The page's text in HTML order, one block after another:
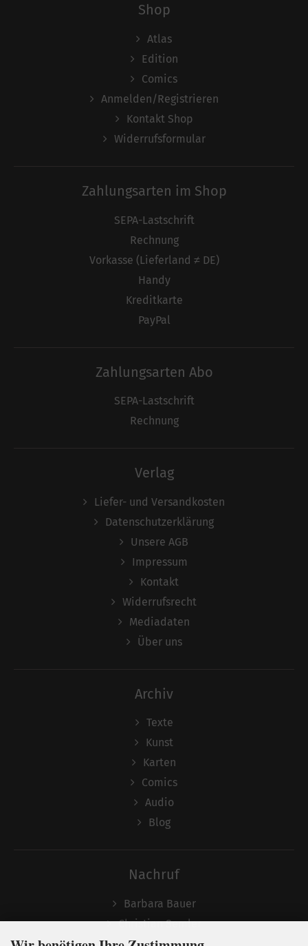
Shop
Atlas
Edition
Comics
Anmelden/Registrieren
Kontakt Shop
Widerrufsformular
Zahlungsarten im Shop
SEPA-Lastschrift
Rechnung
Vorkasse (Lieferland ≠ DE)
Handy
Kreditkarte
PayPal
Zahlungsarten Abo
SEPA-Lastschrift
Rechnung
Verlag
Liefer- und Versandkosten
Datenschutzerklärung
Unsere AGB
Impressum
Kontakt
Widerrufsrecht
Mediadaten
Über uns
Archiv
Texte
Kunst
Karten
Comics
Audio
Blog
Nachruf
Barbara Bauer
Christian Semler